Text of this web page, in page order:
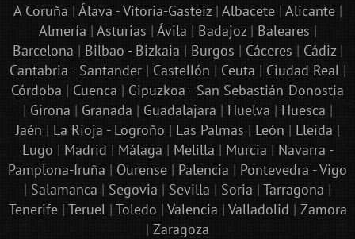
A Coruña | Álava - Vitoria-Gasteiz| Albacete| Alicante|
Almería | Asturias | Ávila | Badajoz| Baleares |
Barcelona | Bilbao - Bizkaia | Burgos | Cáceres | Cádiz|
Cantabria - Santander| Castellón | Ceuta | Ciudad Real|
Córdoba | Cuenca | Gipuzkoa - San Sebastián-Donostia
| Girona | Granada | Guadalajara | Huelva | Huesca |
Jaén | La Rioja - Logroño | Las Palmas | León | Lleida |
Lugo | Madrid | Málaga | Melilla | Murcia | Navarra -
Pamplona-Iruña | Ourense | Palencia | Pontevedra - Vigo
| Salamanca | Segovia | Sevilla | Soria | Tarragona |
Tenerife| Teruel| Toledo | Valencia | Valladolid | Zamora
| Zaragoza